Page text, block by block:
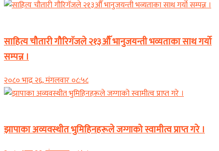
साहित्य चौतारी गौरिगॅजले २१३औॅ भानुजयन्ती भव्यताका साथ गर्यो
सम्पन्न ।
२०८० भाद्र २६, मंगलवार ०८:५८
झापाका अव्यवस्थीत भुमिहिनहरूले जग्गाको स्वामीत्व प्राप्त गरे ।